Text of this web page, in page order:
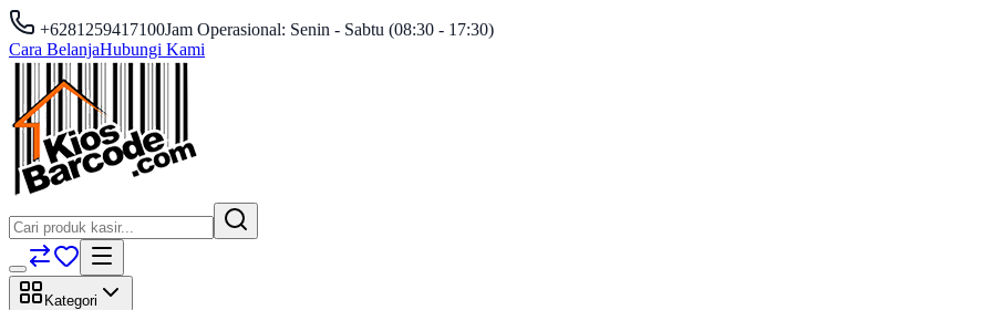
+6281259417100Jam Operasional: Senin - Sabtu (08:30 - 17:30)
Cara BelanjaHubungi Kami
Kategori